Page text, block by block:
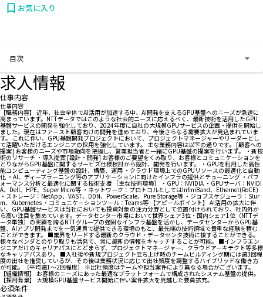
お気に入り
目次
求人情報
仕事内容
仕事内容
【職務内容】 近年、社会全体でAI活用が加速する中、AI開発を支えるGPU基盤へのニーズが急速に
高まっています。NTTデータではこのような社会的ニーズに応えるべく、最新技術を活用したGPU
基盤サービスの開発を強化しており、2024年度に自社の大規模GPUサービスの企画・提供を開始し
ました。現在はファースト顧客向けの開発を進めており、今後さらなる需要拡大が見込まれていま
す。 これに伴い、GPU基盤開発プロジェクトにおいて、プロジェクトマネージャーやリーダーとし
て活躍いただけるエンジニアの採用を強化しています。 主な業務内容は以下の通りです。 [顧客への
提案] お客様のニーズや市場動向を把握し、営業担当者と一緒にGPU基盤の提案を行います。 ・新技
術のリサーチ ・導入提案 [設計・開発] お客様のご要望をくみ取り、お客様とコミュニケーションを
とりながらGPU基盤に関するサービス仕様検討から設計、開発を行います。 ・GPUを利用した高性
能コンピューティング基盤の設計、構築、運用 ・クラウド環境上でのGPUリソースの最適化と自動
化 ・AI、ディープラーニング等のアプリケーションに向けたインフラの提供とチューニング ・パフ
ォーマンス分析と最適化に関する技術支援 ［主な技術環境］ ・GPU：NVIDIA ・GPUサーバ：NVIDI
A、Dell、HPE、Super Micro等 ・ネットワーク：プロトコルとしてはInfiniBand、Ethernet(RoCE)
・ストレージ：NetApp、VAST、DDN、PowerScale、Pure Storage等 ・ジョブスケジューラ：Slur
m、Kubernetes ・コミュニケーションツール：Teams等 【アピールポイント】 AI活用の拡大に伴
い、GPU基盤サービスは当社においても投資対象の注力分野として位置付けられており、社内外か
ら高い注目を集めています。データセンター市場において世界シェア3位・国内シェア1位（NTTデ
ータ単独）の実績を誇るNTTグループの強固なインフラ基盤を活かし、データセンターからGPU基
盤、AIアプリ開発までを一気通貫で提供できる環境のもと、最先端の技術領域で貴重な経験を積む
ことができます。 ■業界をリードする最新のクラウド・データセンタ技術に接することができる。
様々なベンダとのやり取りも活発で、常に最新の情報をキャッチすることが可能。 ■インフラエン
ジニアだけのキャリアパスにとどまらず、プロジェクトマネージャー、クラウドアーキテクト等多様
なキャリアパスあり。 ■入社後や新規プロジェクト立ち上げ時のチームビルディング期には週3回程
度の出社を推奨しているが、その後は業務状況に応じて出社頻度を調整するハイブリッドな働き方
が可能。（平均週1～2回程度） ※出社頻度はチームや担当案件により異なる場合がございます。
【組織情報】 お客様のニーズにあった最適なプラットフォームで構成されたシステム基盤の提供。
【採用背景】 大規模GPU基盤サービス開始に伴い案件拡大を見越した要員拡充。
必須条件